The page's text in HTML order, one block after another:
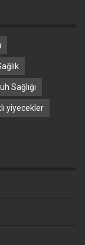
Sağlığı
yiyecekler